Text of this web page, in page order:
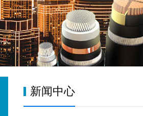
新闻中心